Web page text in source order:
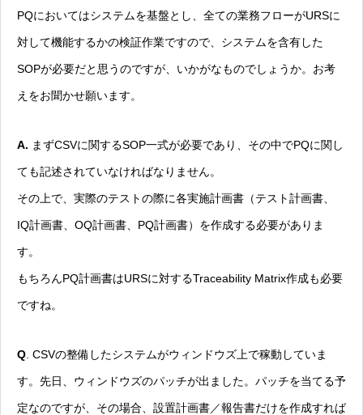
PQにおいてはシステムを基盤とし、全ての業務フローがURSに
対して機能するかの検証作業ですので、システムを含有した
SOPが必要だと思うのですが、いかがなものでしょうか。お考
えをお聞かせ願います。
A. まずCSVに関するSOP一式が必要であり、その中でPQに関し
ても記述されていなければなりません。
その上で、実際のテストの際に各実施計画書（テスト計画書、
IQ計画書、OQ計画書、PQ計画書）を作成する必要がありま
す。
もちろんPQ計画書はURSに対するTraceability Matrix作成も必要
ですね。
Q . CSVの整備したシステムがウィンドウズ上で稼動していま
す。先日、ウィンドウズのパッチが出ました。パッチを当てる予
定なのですが、その場合、設置計画書／報告書だけを作成すれば